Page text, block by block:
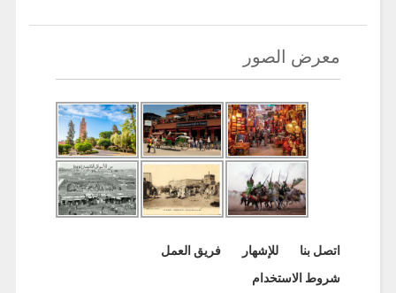
معرض الصور
اتصل بنا للإشهار
فريق العمل
شروط الاستخدام